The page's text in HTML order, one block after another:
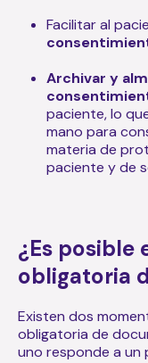
Facilitar al
Archivar y
paciente, lo
mano para
materia de
paciente y de
¿Es posible
obligatoria
Existen dos
obligatoria de
uno responde a